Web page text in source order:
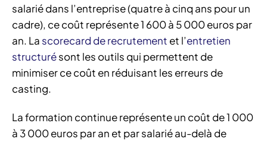
salarié dans l’entreprise (quatre à cinq ans pour un
cadre), ce coût représente 1 600 à 5 000 euros par
an. La scorecard de recrutement et l’entretien
structurésont les outils qui permettent de
minimiser ce coût en réduisant les erreurs de
casting.
La formation continue représente un coût de 1 000
à 3 000 euros par an et par salarié au-delà de